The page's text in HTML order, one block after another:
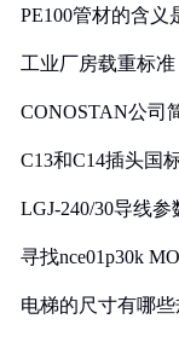
PE100管材的含义
工业厂房载重标
CONOSTAN公司
C13和C14插头国
LGJ-240/30导线
寻找nce01p30k
电梯的尺寸有哪些